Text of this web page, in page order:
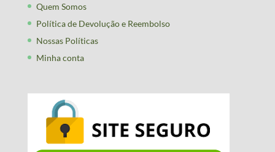
Quem Somos
Política de Devolução e Reembolso
Nossas Políticas
Minha conta